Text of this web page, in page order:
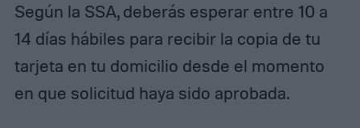
Según la SSA, deberás esperar entre 10 a
14 días hábiles para recibir la copia de tu
tarjeta en tu domicilio desde el momento
en que solicitud haya sido aprobada.